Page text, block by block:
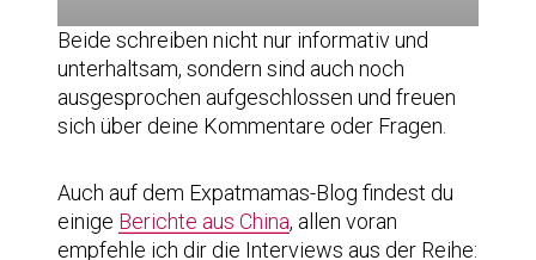
Beide schreiben nicht nur informativ und
unterhaltsam, sondern sind auch noch
ausgesprochen aufgeschlossen und freuen
sich über deine Kommentare oder Fragen.
Auch auf dem Expatmamas-Blog findest du
einige Berichte aus China, allen voran
empfehle ich dir die Interviews aus der Reihe: